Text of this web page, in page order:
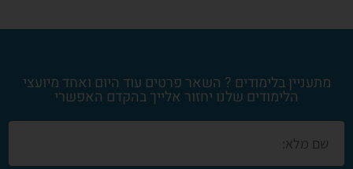
מתעניין בלימודים ? השאר פרטים עוד היום ואחד מיועצי
הלימודים שלנו יחזור אלייך בהקדם האפשרי